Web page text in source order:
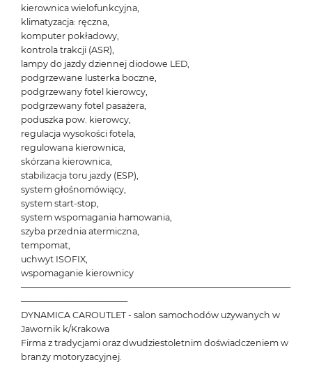
kierownica wielofunkcyjna,
klimatyzacja: ręczna,
komputer pokładowy,
kontrola trakcji (ASR),
lampy do jazdy dziennej diodowe LED,
podgrzewane lusterka boczne,
podgrzewany fotel kierowcy,
podgrzewany fotel pasażera,
poduszka pow. kierowcy,
regulacja wysokości fotela,
regulowana kierownica,
skórzana kierownica,
stabilizacja toru jazdy (ESP),
system głośnomówiący,
system start-stop,
system wspomagania hamowania,
szyba przednia atermiczna,
tempomat,
uchwyt ISOFIX,
wspomaganie kierownicy
───────────────────────────────────────────
─────────────────
DYNAMICA CAROUTLET - salon samochodów używanych w
Jawornik k/Krakowa
Firma z tradycjami oraz dwudziestoletnim doświadczeniem w
branży motoryzacyjnej.